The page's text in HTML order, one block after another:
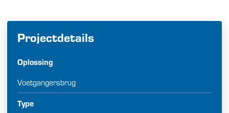
Projectdetails
Oplossing
Voetgangersbrug
Type